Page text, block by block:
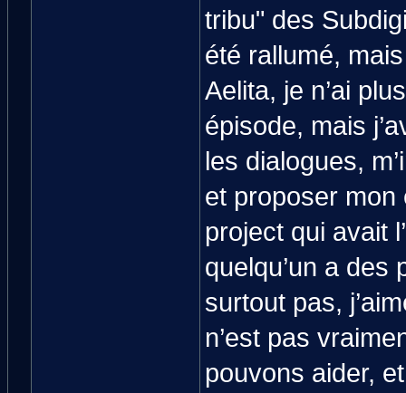
tribu" des
été rallumé,
Aelita, je n’ai
épisode, mais
les dialogues,
et proposer mon
project qui avait
quelqu’un a des
surtout pas,
n’est pas
pouvons aider,